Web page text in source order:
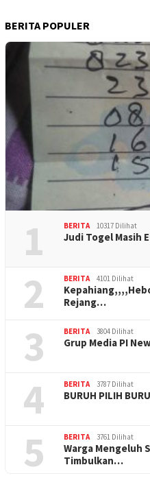
BERITA POPULER
1 BERITA 10317 Dilihat
Judi Togel Masih
2 BERITA 4101 Dilihat
Rejang…
3 BERITA 3804 Dilihat
Grup Media PI
4 BERITA 3787 Dilihat
BURUH PILIH
5 BERITA 3761 Dilihat
Warga Mengeluh
Timbulkan…